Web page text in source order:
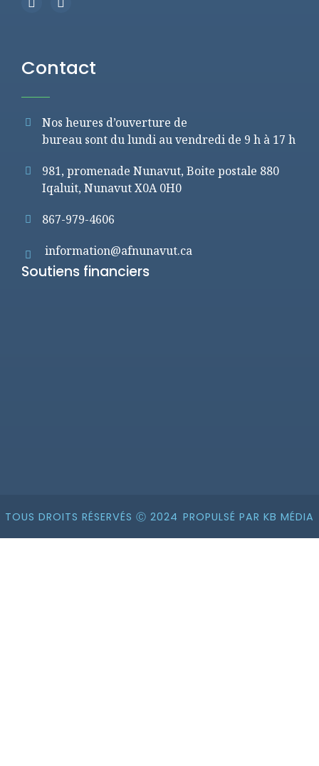
Contact
Nos heures d’ouverture de
bureau sont du lundi au vendredi de 9 h à 17 h
981, promenade Nunavut, Boite postale 880
Iqaluit, Nunavut X0A 0H0
867-979-4606
information@afnunavut.ca
Soutiens financiers
TOUS DROITS RÉSERVÉS Ⓒ 2024 PROPULSÉ PAR KB MÉDIA